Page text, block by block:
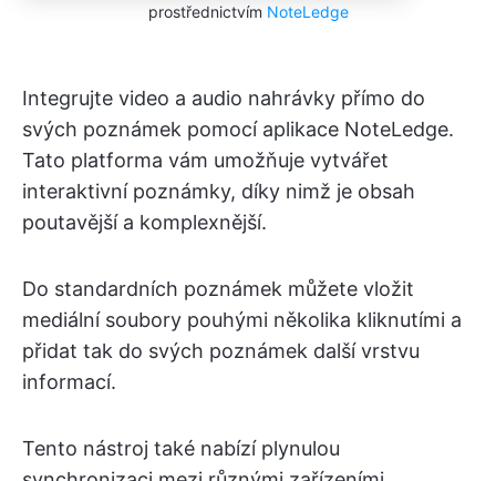
prostřednictvím NoteLedge
Integrujte video a audio nahrávky přímo do
svých poznámek pomocí aplikace NoteLedge.
Tato platforma vám umožňuje vytvářet
interaktivní poznámky, díky nimž je obsah
poutavější a komplexnější.
Do standardních poznámek můžete vložit
mediální soubory pouhými několika kliknutími a
přidat tak do svých poznámek další vrstvu
informací.
Tento nástroj také nabízí plynulou